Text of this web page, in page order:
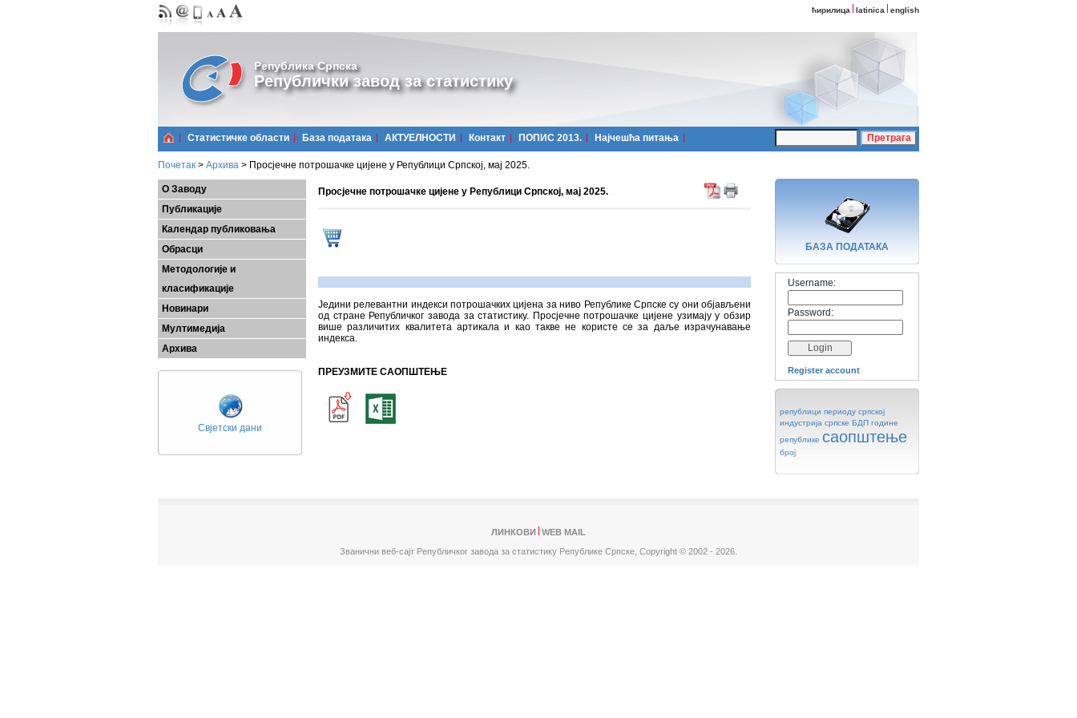
ћирилица latinica english
Република Српска
Републички завод за статистику
Статистичке области Базa података АКТУЕЛНОСТИ Контакт ПОПИС 2013. Најчешћa питања
Почетак > Архива > Просјечне потрошачке цијене у Републици Српској, мај 2025.
О Заводу
Публикације
Календар публиковања
Обрасци
Методологије и
класификације
Новинари
Мултимедија
Архива
Свјетски дани
Просјечне потрошачке цијене у Републици Српској, мај 2025.
Једини релевантни индекси потрошачких цијена за ниво Републике Српске су они објављени
од стране Републичког завода за статистику. Просјечне потрошачке цијене узимају у обзир
више различитих квалитета артикала и као такве не користе се за даље израчунавање
индекса.
ПРЕУЗМИТЕ САОПШТЕЊЕ
БАЗA ПОДАТАКА
Username:
Password:
Register account
републици периоду српској
индустрија српске БДП године
републике саопштење
број
ЛИНКОВИ
WEB MAIL
Званични веб-сајт Републичког завода за статистику Републике Српске, Copyright © 2002 - 2026.